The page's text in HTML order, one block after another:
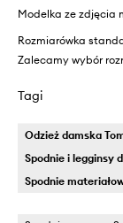
Modelka ze zdjęcia
Rozmiarówka
Zalecamy wybór
Tagi
Odzież damska
Spodnie i legginsy
Spodnie